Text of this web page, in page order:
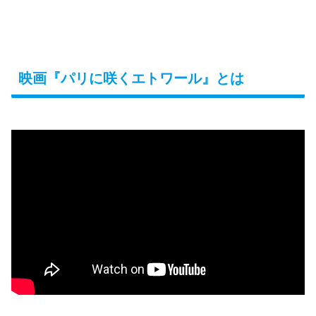
映画『パリに咲くエトワール』とは